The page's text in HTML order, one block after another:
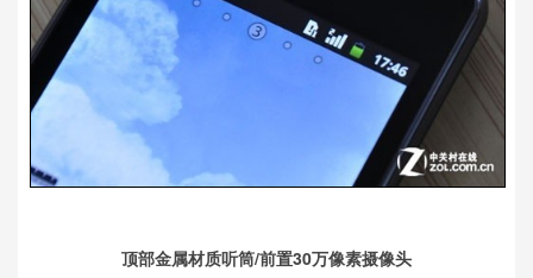
顶部金属材质听筒/前置30万像素摄像头